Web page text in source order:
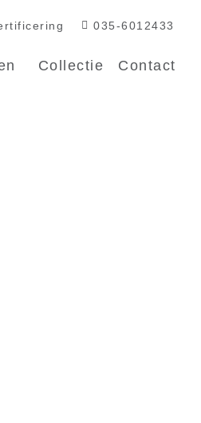
035-6012433
Collectie Contact